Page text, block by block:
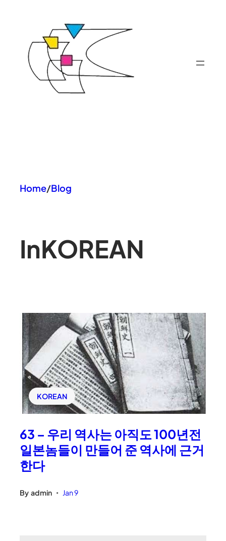
content
Home/Blog
InKOREAN
KOREAN
63 – 우리 역사는 아직도 100년전
일본놈들이 만들어 준 역사에 근거
한다
By admin • Jan 9